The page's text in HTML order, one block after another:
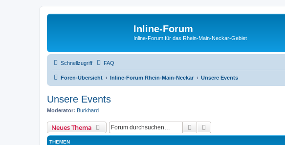
Inline-Forum
Inline-Forum für das Rhein-Main-Neckar-Gebiet
Schnellzugriff FAQ
Foren-Übersicht Inline-Forum Rhein-Main-Neckar Unsere Events
Unsere Events
Moderator: Burkhard
Neues Thema Suche
THEMEN